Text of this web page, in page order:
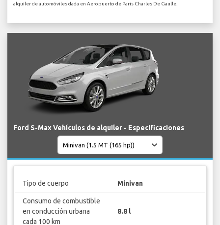
alquiler de automóviles dada en Aeropuerto de Paris Charles De Gaulle.
Ford S-Max Vehículos de alquiler - Especificaciones
Tipo de cuerpo Minivan
Consumo de combustible
en conducción urbana
cada 100 km
8.8 l